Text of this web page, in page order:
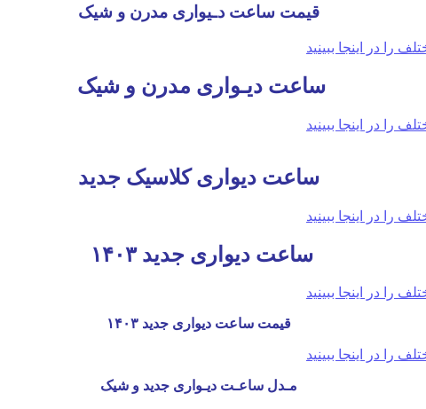
قیمت ساعت دـیواری مدرن و شیک
ساعت دیـواری مدرن و شیک
ساعت دیواری کلاسیک جدید
ساعت دیواری جدید ۱۴۰۳
قیمت ساعت دیواری جدید ۱۴۰۳
مـدل ساعـت دیـواری جدید و شیک